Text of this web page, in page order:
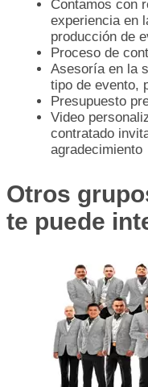
Contamos con
experiencia en
producción de
Proceso de
Asesoría en la
tipo de evento,
Presupuesto
Video
contratado
agradecimiento
Otros
te puede